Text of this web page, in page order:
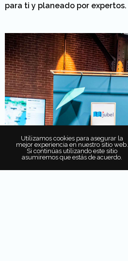
para ti y planeado por expertos.
Utilizamos cookies para asegurar la
mejor experiencia en nuestro sitio web.
Si continúas utilizando este sitio
asumiremos que estás de acuerdo.